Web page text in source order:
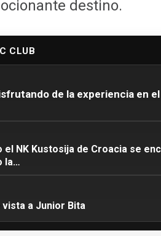
destino.
CLUB
de la experiencia en
el NK Kustosija de Croacia se
la…
a Junior Bita